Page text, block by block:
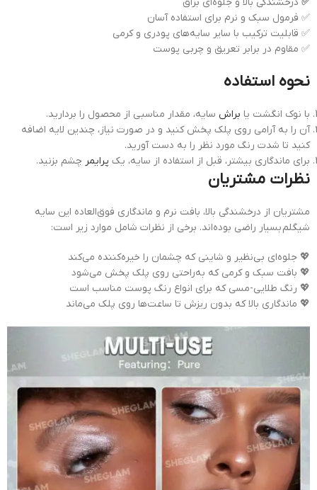
✅ فرمول سبک و نرم برای استفاده آسان
✅ قابلیت ترکیب با سایر سایه‌های پودری و کرمی
✅ مقاوم در برابر تعریق و چربی پوست
نحوه استفاده
با نوک انگشت یا براش سایه، مقدار مناسبی از محصول را بردارید.
آن را به آرامی روی پلک پخش کنید و در صورت نیاز، چندین لایه اضافه
کنید تا شدت رنگ مورد نظر را به دست آورید.
برای ماندگاری بیشتر، قبل از استفاده از سایه، یک پرایمر چشم بزنید.
نظرات مشتریان
مشتریان از درخشندگی بالا، بافت نرم و ماندگاری فوق‌العاده این سایه
شیگلم بسیار راضی بوده‌اند. برخی از نظرات شامل موارد زیر است:
💖 جلوه‌ای بی‌نظیر و شاینی که چشمان را خیره‌کننده می‌کند
💖 بافت سبک و کرمی که به‌راحتی روی پلک پخش می‌شود
💖 رنگ طلایی-مسی که برای انواع رنگ پوست مناسب است
💖 ماندگاری بالا که بدون ریزش تا ساعت‌ها روی پلک می‌ماند